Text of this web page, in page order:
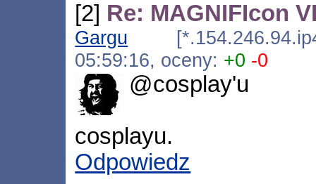
[2] Re: MAGNIFIcon
Gargu
05:59:16, oceny: +0 -0
@cosplay'u
cosplayu.
Odpowiedz